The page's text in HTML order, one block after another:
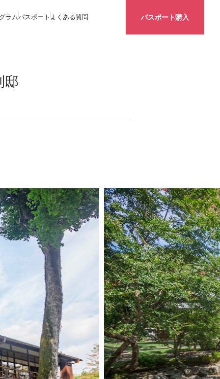
ラムパスポート よくある質問 パスポート購入
邸